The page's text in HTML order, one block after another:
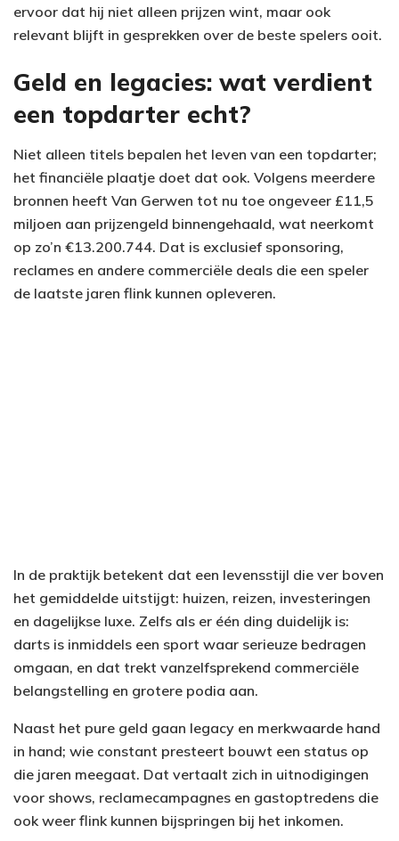
ervoor dat hij niet alleen prijzen wint, maar ook
relevant blijft in gesprekken over de beste spelers ooit.
Geld en legacies: wat verdient
een topdarter echt?
Niet alleen titels bepalen het leven van een topdarter;
het financiële plaatje doet dat ook. Volgens meerdere
bronnen heeft Van Gerwen tot nu toe ongeveer £11,5
miljoen aan prijzengeld binnengehaald, wat neerkomt
op zo’n €13.200.744. Dat is exclusief sponsoring,
reclames en andere commerciële deals die een speler
de laatste jaren flink kunnen opleveren.
In de praktijk betekent dat een levensstijl die ver boven
het gemiddelde uitstijgt: huizen, reizen, investeringen
en dagelijkse luxe. Zelfs als er één ding duidelijk is:
darts is inmiddels een sport waar serieuze bedragen
omgaan, en dat trekt vanzelfsprekend commerciële
belangstelling en grotere podia aan.
Naast het pure geld gaan legacy en merkwaarde hand
in hand; wie constant presteert bouwt een status op
die jaren meegaat. Dat vertaalt zich in uitnodigingen
voor shows, reclamecampagnes en gastoptredens die
ook weer flink kunnen bijspringen bij het inkomen.